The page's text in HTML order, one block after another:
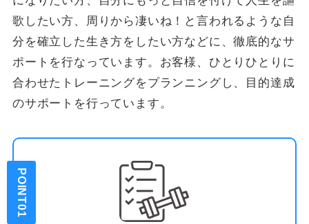
歌したい方、周りから凄いね！と言われるような自
分を確立した生き方をしたい方などに、徹底的なサ
ポートを行なっています。お客様、ひとりひとりに
合わせたトレーニングをプランニングし、目的達成
のサポートを行っています。
POINT01